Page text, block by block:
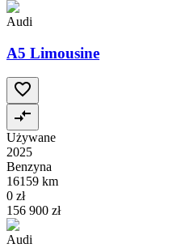
Audi
A5 Limousine
Używane
2025
Benzyna
16159 km
0 zł
156 900 zł
Audi